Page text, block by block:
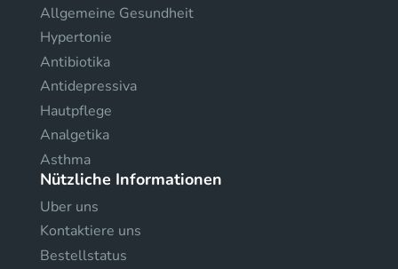
Allgemeine Gesundheit
Hypertonie
Antibiotika
Antidepressiva
Hautpflege
Analgetika
Asthma
Nützliche Informationen
Uber uns
Kontaktiere uns
Bestellstatus